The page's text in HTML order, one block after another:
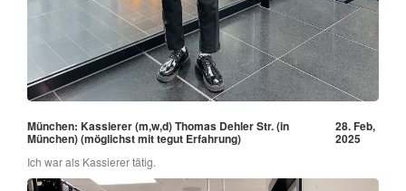
München: Kassierer (m,w,d) Thomas Dehler Str. (in
München) (möglichst mit tegut Erfahrung)
28. Feb,
2025
Ich war als Kassierer tätig.